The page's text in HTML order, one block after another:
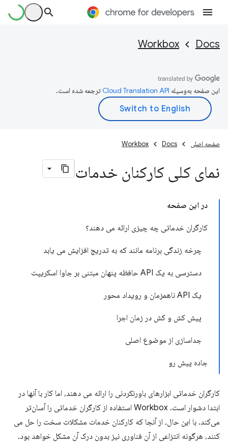
Docs
Workbox
این صفحه به‌وسیله ترجمه شده است.
صفحه اصلی Docs
Workbox
نمای کلی کارکنان خدمات
در این صفحه
کارگران خدماتی چه چیزی ارائه می دهند؟
چرخه زندگی برنامه مانند که به تدریج افزایش می یابد
دسترسی به یک API حافظه پنهان مبتنی بر جاوا اسکریپت
یک API ناهمزمان و رویداد محور
پیش کش و کش در زمان اجرا
جداسازی از موضوع اصلی
جاده پیش رو
کارگران خدماتی ابزارهای باورنکردنی را ارائه می دهند، اما کار با آنها در
ابتدا دشوار است. Workbox استفاده از کارگران خدماتی را آسان‌تر
می‌کند. با این حال، از آنجا که کارکنان خدمات مشکلات سخت را حل می
کنند، هرگونه انتزاعی از آن فناوری نیز بدون درک آن مشکل خواهد بود.